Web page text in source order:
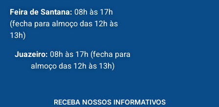
Feira de Santana: 08h às 17h
(fecha para almoço das 12h às
13h)
Juazeiro: 08h às 17h (fecha para
almoço das 12h às 13h)
RECEBA NOSSOS INFORMATIVOS